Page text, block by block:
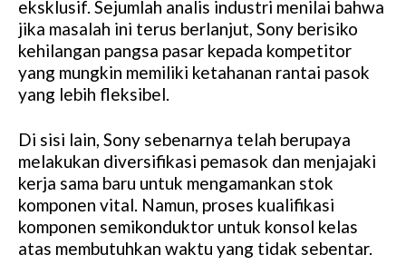
eksklusif. Sejumlah analis industri menilai bahwa
jika masalah ini terus berlanjut, Sony berisiko
kehilangan pangsa pasar kepada kompetitor
yang mungkin memiliki ketahanan rantai pasok
yang lebih fleksibel.
Di sisi lain, Sony sebenarnya telah berupaya
melakukan diversifikasi pemasok dan menjajaki
kerja sama baru untuk mengamankan stok
komponen vital. Namun, proses kualifikasi
komponen semikonduktor untuk konsol kelas
atas membutuhkan waktu yang tidak sebentar.